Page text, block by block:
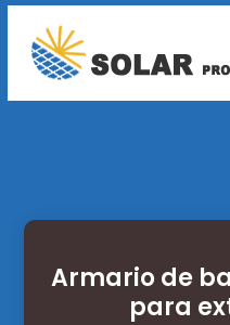
Armario de
para